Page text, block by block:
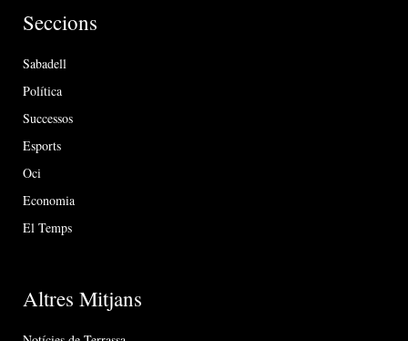
Seccions
Sabadell
Política
Successos
Esports
Oci
Economia
El Temps
Altres Mitjans